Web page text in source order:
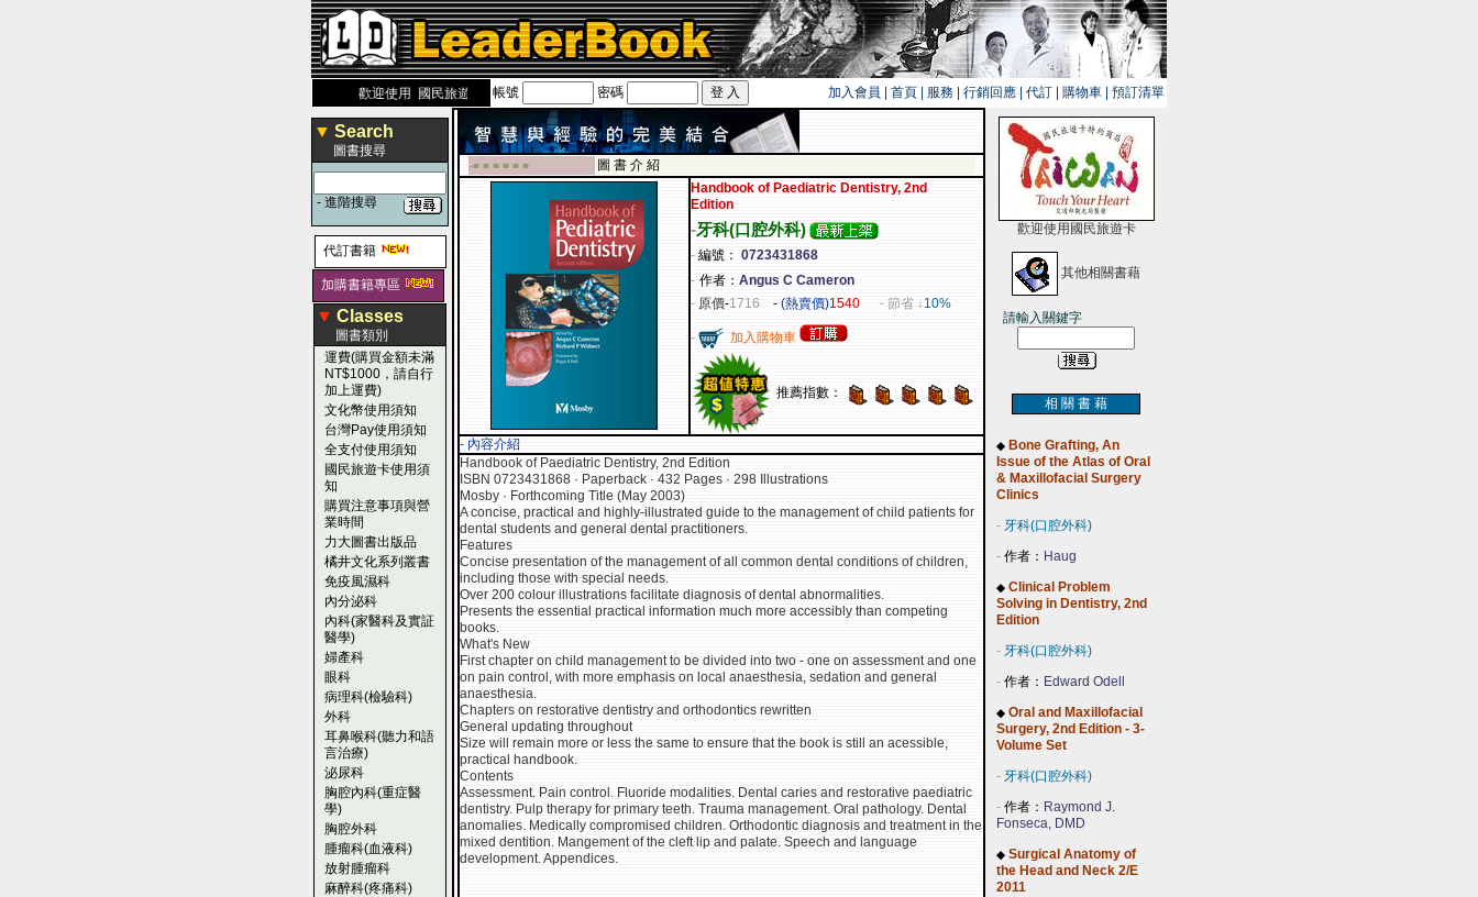
歡迎使用 國民旅遊卡！！ 帳號 密碼 加入會員 首頁 服務 行銷回應 代訂 購物車 預訂清單
▼ Search
圖書搜尋
- 進階搜尋
代訂書籍
加購書籍專區
▼ Classes
圖書類別
運費(購買金額未滿
NT$1000，請自行
加上運費)
文化幣使用須知
台灣Pay使用須知
全支付使用須知
國民旅遊卡使用須
知
購買注意事項與營
業時間
力大圖書出版品
橘井文化系列叢書
免疫風濕科
內分泌科
內科(家醫科及實証
醫學)
婦產科
眼科
病理科(檢驗科)
外科
耳鼻喉科(聽力和語
言治療)
泌尿科
胸腔內科(重症醫
學)
胸腔外科
腫瘤科(血液科)
放射腫瘤科
麻醉科(疼痛科)
-■ ■ ■ ■ ■ ■
圖 書 介 紹
Handbook of Paediatric Dentistry, 2nd
Edition
-牙科(口腔外科)
- 編號： 0723431868
- 作者： Angus C Cameron
- 原價-1716 - (熱賣價)1540 - 節省 ↓10%
- 加入購物車
推薦指數：
- 內容介紹
Handbook of Paediatric Dentistry, 2nd Edition
ISBN 0723431868 · Paperback · 432 Pages · 298 Illustrations
Mosby · Forthcoming Title (May 2003)
A concise, practical and highly-illustrated guide to the management of child patients for
dental students and general dental practitioners.
Features
Concise presentation of the management of all common dental conditions of children,
including those with special needs.
Over 200 colour illustrations facilitate diagnosis of dental abnormalities.
Presents the essential practical information much more accessibly than competing
books.
What's New
First chapter on child management to be divided into two - one on assessment and one
on pain control, with more emphasis on local anaesthesia, sedation and general
anaesthesia.
Chapters on restorative dentistry and orthodontics rewritten
General updating throughout
Size will remain more or less the same to ensure that the book is still an acessible,
practical handbook.
Contents
Assessment. Pain control. Fluoride modalities. Dental caries and restorative paediatric
dentistry. Pulp therapy for primary teeth. Trauma management. Oral pathology. Dental
anomalies. Medically compromised children. Orthodontic diagnosis and treatment in the
mixed dentition. Mangement of the cleft lip and palate. Speech and language
development. Appendices.
歡迎使用國民旅遊卡
其他相關書藉
請輸入關鍵字
相 關 書 藉
◆ Bone Grafting, An
Issue of the Atlas of Oral
& Maxillofacial Surgery
Clinics
- 牙科(口腔外科)
- 作者： Haug
◆ Clinical Problem
Solving in Dentistry, 2nd
Edition
- 牙科(口腔外科)
- 作者： Edward Odell
◆ Oral and Maxillofacial
Surgery, 2nd Edition - 3-
Volume Set
- 牙科(口腔外科)
- 作者： Raymond J.
Fonseca, DMD
◆ Surgical Anatomy of
the Head and Neck 2/E
2011